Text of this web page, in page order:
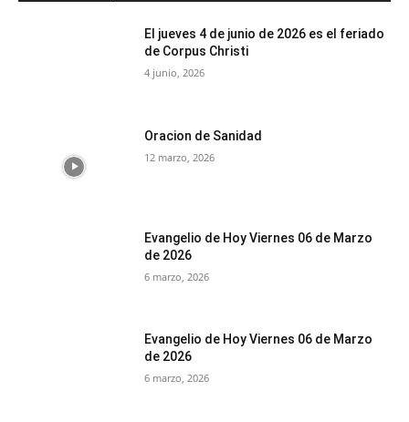
El jueves 4 de junio de 2026 es el feriado
de Corpus Christi
4 junio, 2026
Oracion de Sanidad
12 marzo, 2026
Evangelio de Hoy Viernes 06 de Marzo
de 2026
6 marzo, 2026
Evangelio de Hoy Viernes 06 de Marzo
de 2026
6 marzo, 2026